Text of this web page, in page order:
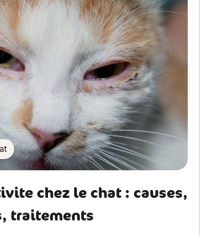
chez le chat : causes,
traitements